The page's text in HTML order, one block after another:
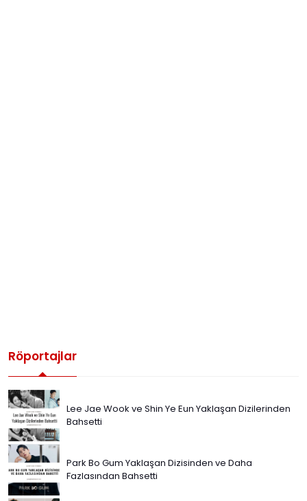
Röportajlar
Lee Jae Wook ve Shin Ye Eun Yaklaşan Dizilerinden
Bahsetti
Park Bo Gum Yaklaşan Dizisinden ve Daha
Fazlasından Bahsetti